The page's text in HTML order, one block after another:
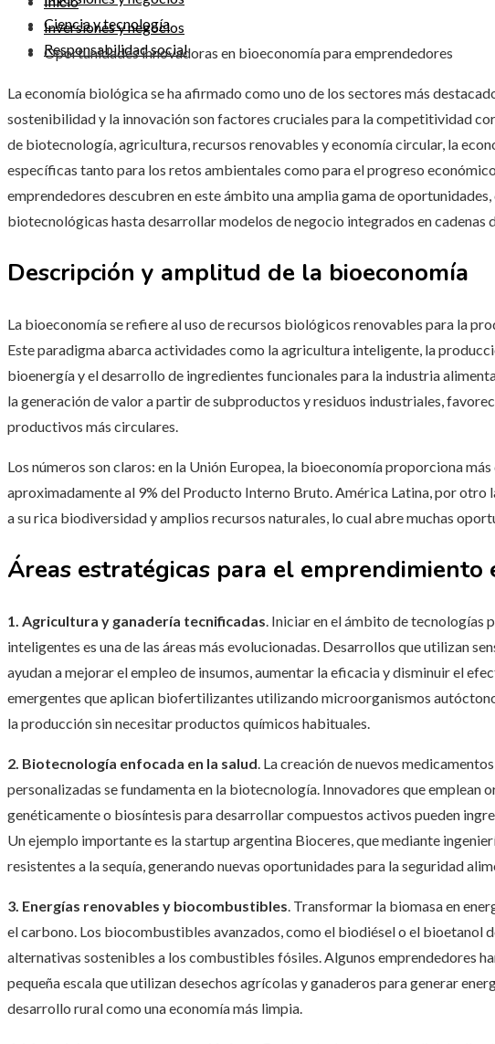
Ciencia y tecnología
Responsabilidad social
Inversiones y negocios
Oportunidades innovadoras en bioeconomía para emprendedores
La economía biológica se ha afirmado como uno de los sectores más
sostenibilidad y la innovación son factores cruciales para la competitividad
de biotecnología, agricultura, recursos renovables y economía circular, la
específicas tanto para los retos ambientales como para el progreso
emprendedores descubren en este ámbito una amplia gama de
biotecnológicas hasta desarrollar modelos de negocio integrados en cadenas
Descripción y amplitud de la bioeconomía
La bioeconomía se refiere al uso de recursos biológicos renovables para la
Este paradigma abarca actividades como la agricultura inteligente, la
bioenergía y el desarrollo de ingredientes funcionales para la industria
la generación de valor a partir de subproductos y residuos industriales,
productivos más circulares.
Los números son claros: en la Unión Europea, la bioeconomía proporciona
aproximadamente al 9% del Producto Interno Bruto. América Latina, por otro
a su rica biodiversidad y amplios recursos naturales, lo cual abre muchas
Áreas estratégicas para el emprendimiento
1. Agricultura y ganadería tecnificadas. Iniciar en el ámbito de tecnologías
inteligentes es una de las áreas más evolucionadas. Desarrollos que utilizan
ayudan a mejorar el empleo de insumos, aumentar la eficacia y disminuir el
emergentes que aplican biofertilizantes utilizando microorganismos
la producción sin necesitar productos químicos habituales.
2. Biotecnología enfocada en la salud. La creación de nuevos
personalizadas se fundamenta en la biotecnología. Innovadores que emplean
genéticamente o biosíntesis para desarrollar compuestos activos pueden
Un ejemplo importante es la startup argentina Bioceres, que mediante
resistentes a la sequía, generando nuevas oportunidades para la seguridad
3. Energías renovables y biocombustibles. Transformar la biomasa en
el carbono. Los biocombustibles avanzados, como el biodiésel o el bioetanol
alternativas sostenibles a los combustibles fósiles. Algunos emprendedores
pequeña escala que utilizan desechos agrícolas y ganaderos para generar
desarrollo rural como una economía más limpia.